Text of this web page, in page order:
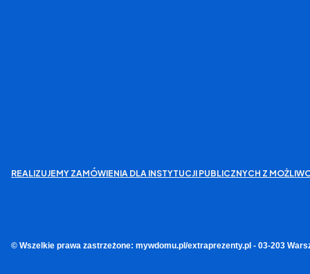
REALIZUJEMY ZAMÓWIENIA DLA INSTYTUCJI PUBLICZNYCH Z
© Wszelkie prawa zastrzeżone: mywdomu.pl/extraprezenty.pl - 03-203